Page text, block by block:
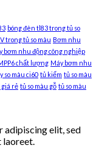
bóng đèn tl83 trong tủ so
trong tủ so màu Bơm nhu
bơm nhu động công nghiệp
chất lượng Máy bơm nhu
so màu ci60 tủ kiểm tủ so màu
giá rẻ tủ so màu gỗ tủ so màu
adipiscing elit, sed
laoreet.